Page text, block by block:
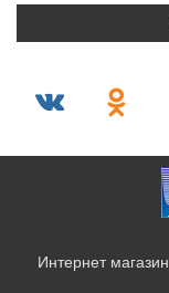
Интернет